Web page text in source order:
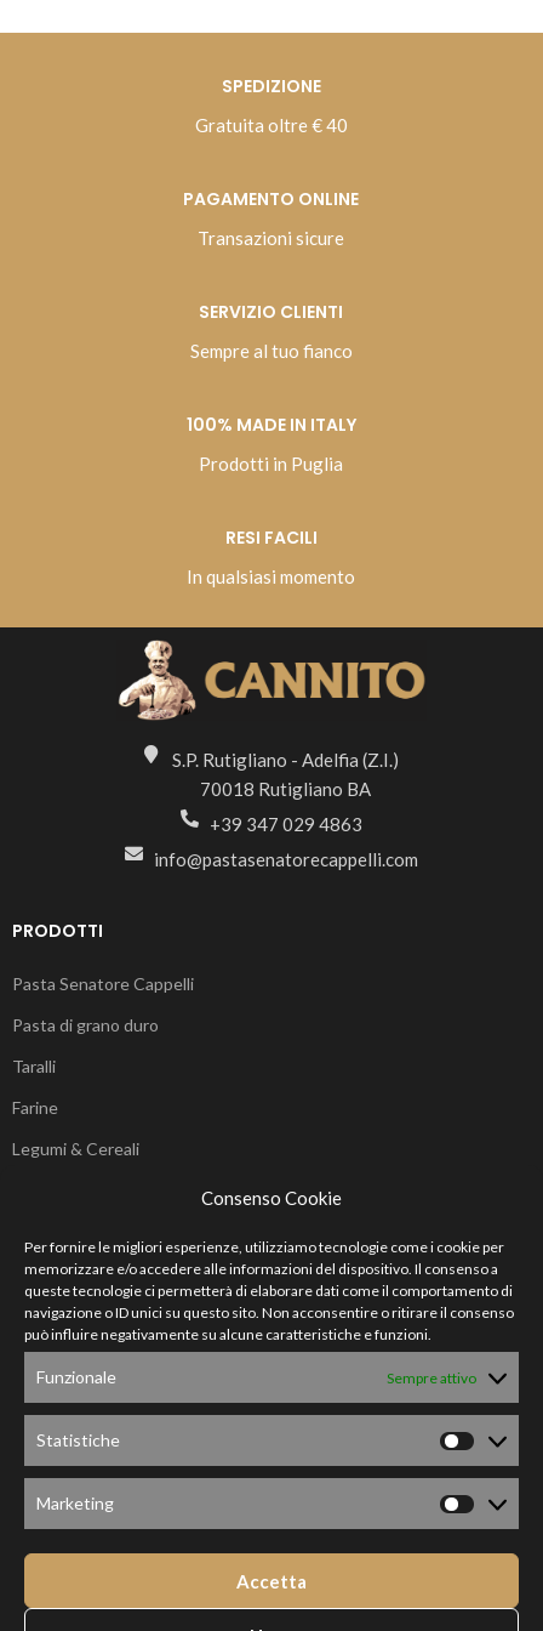
Consenso Cookie
Per fornire le migliori esperienze, utilizziamo tecnologie come i cookie per
memorizzare e/o accedere alle informazioni del dispositivo. Il consenso a
queste tecnologie ci permetterà di elaborare dati come il comportamento di
navigazione o ID unici su questo sito. Non acconsentire o ritirare il consenso
può influire negativamente su alcune caratteristiche e funzioni.
Funzionale Sempre attivo
Statistiche
Marketing
Accetta
SPEDIZIONE
Gratuita oltre € 40
PAGAMENTO ONLINE
Transazioni sicure
SERVIZIO CLIENTI
Sempre al tuo fianco
100% MADE IN ITALY
Prodotti in Puglia
RESI FACILI
In qualsiasi momento
S.P. Rutigliano - Adelfia (Z.I.)
70018 Rutigliano BA
+39 347 029 4863
info@pastasenatorecappelli.com
PRODOTTI
Pasta Senatore Cappelli
Pasta di grano duro
Taralli
Farine
Legumi & Cereali
AREA LEGALE
Condizioni generali
Privacy Policy
SHOP
Account
Traccia ordine
SOCIAL